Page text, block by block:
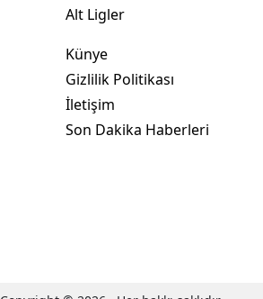
Alt Ligler
Künye
Gizlilik Politikası
İletişim
Son Dakika Haberleri